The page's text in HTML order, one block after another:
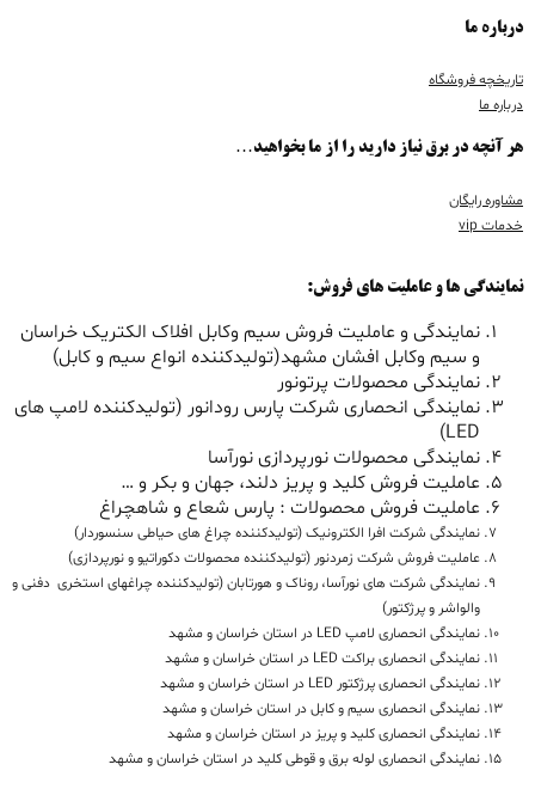
درباره ما
تاریخچه فروشگاه
درباره ما
هر آنچه در برق نیاز دارید را از ما بخواهید…
مشاوره رایگان
خدمات vip
نمایندگی ها و عاملیت های فروش:
نمایندگی و عاملیت فروش سیم وکابل افلاک الکتریک خراسان
و سیم وکابل افشان مشهد(تولیدکننده انواع سیم و کابل)
نمایندگی محصولات پرتونور
نمایندگی انحصاری شرکت پارس رودانور (تولیدکننده لامپ های
LED)
نمایندگی محصولات نورپردازی نورآسا
عاملیت فروش کلید و پریز دلند، جهان و بکر و …
عاملیت فروش محصولات : پارس شعاع و شاهچراغ
نمایندگی شرکت افرا الکترونیک (تولیدکننده چراغ های حیاطی سنسوردار)
عاملیت فروش شرکت زمردنور (تولیدکننده محصولات دکوراتیو و نورپردازی)
نمایندگی شرکت های نورآسا، روناک و هورتابان (تولیدکننده چراغهای استخری دفنی و
والواشر و پرژکتور)
نمایندگی انحصاری لامپ LED در استان خراسان و مشهد
نمایندگی انحصاری براکت LED در استان خراسان و مشهد
نمایندگی انحصاری پرژکتور LED در استان خراسان و مشهد
نمایندگی انحصاری سیم و کابل در استان خراسان و مشهد
نمایندگی انحصاری کلید و پریز در استان خراسان و مشهد
نمایندگی انحصاری لوله برق و قوطی کلید در استان خراسان و مشهد